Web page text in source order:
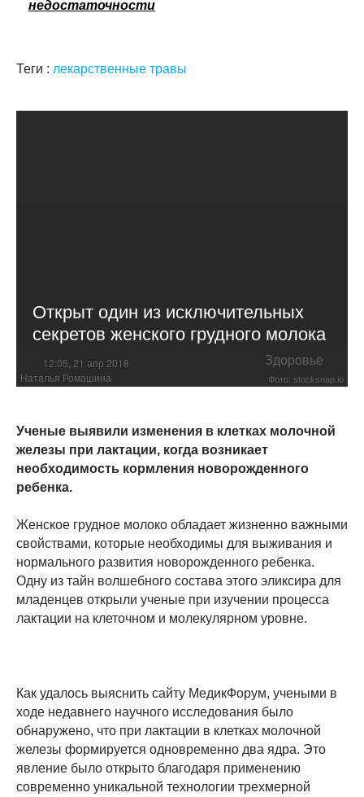
недостаточности
Теги : лекарственные травы
Открыт один из исключительных
секретов женского грудного молока
12:05, 21 апр 2018 Здоровье
Наталья Ромашина Фото: stocksnap.io
Ученые выявили изменения в клетках молочной
железы при лактации, когда возникает
необходимость кормления новорожденного
ребенка.
Женское грудное молоко обладает жизненно важными
свойствами, которые необходимы для выживания и
нормального развития новорожденного ребенка.
Одну из тайн волшебного состава этого эликсира для
младенцев открыли ученые при изучении процесса
лактации на клеточном и молекулярном уровне.
Как удалось выяснить сайту МедикФорум, учеными в
ходе недавнего научного исследования было
обнаружено, что при лактации в клетках молочной
железы формируется одновременно два ядра. Это
явление было открыто благодаря применению
современно уникальной технологии трехмерной